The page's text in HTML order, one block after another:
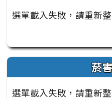
選單載入失敗，請重新
菸
選單載入失敗，請重新